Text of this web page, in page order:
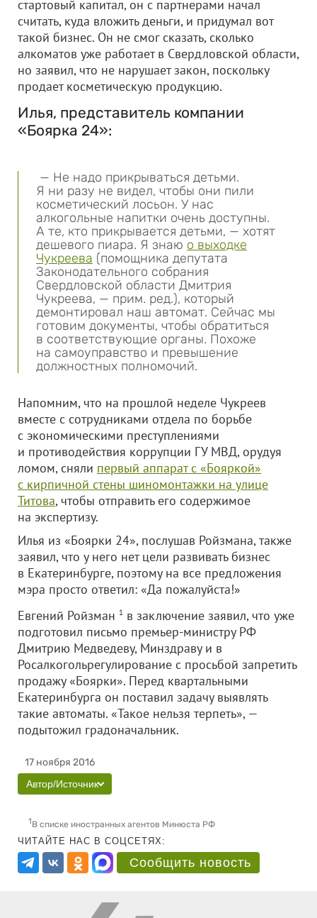
стартовый капитал, он с партнерами начал
считать, куда вложить деньги, и придумал вот
такой бизнес. Он не смог сказать, сколько
алкоматов уже работает в Свердловской области,
но заявил, что не нарушает закон, поскольку
продает косметическую продукцию.
Илья, представитель компании
«Боярка 24»:
— Не надо прикрываться детьми.
Я ни разу не видел, чтобы они пили
косметический лосьон. У нас
алкогольные напитки очень доступны.
А те, кто прикрывается детьми, — хотят
дешевого пиара. Я знаю о выходке
Чукреева (помощника депутата
Законодательного собрания
Свердловской области Дмитрия
Чукреева, — прим. ред.), который
демонтировал наш автомат. Сейчас мы
готовим документы, чтобы обратиться
в соответствующие органы. Похоже
на самоуправство и превышение
должностных полномочий.
Напомним, что на прошлой неделе Чукреев
вместе с сотрудниками отдела по борьбе
с экономическими преступлениями
и противодействия коррупции ГУ МВД, орудуя
ломом, сняли первый аппарат с «Бояркой»
с кирпичной стены шиномонтажки на улице
Титова, чтобы отправить его содержимое
на экспертизу.
Илья из «Боярки 24», послушав Ройзмана, также
заявил, что у него нет цели развивать бизнес
в Екатеринбурге, поэтому на все предложения
мэра просто ответил: «Да пожалуйста!»
Евгений Ройзман 1 в заключение заявил, что уже
подготовил письмо премьер-министру РФ
Дмитрию Медведеву, Минздраву и в
Росалкогольрегулирование с просьбой запретить
продажу «Боярки». Перед квартальными
Екатеринбурга он поставил задачу выявлять
такие автоматы. «Такое нельзя терпеть», —
подытожил градоначальник.
17 ноября 2016
Автор/Источник
1В списке иностранных агентов Минюста РФ
ЧИТАЙТЕ НАС В СОЦСЕТЯХ:
Сообщить новость